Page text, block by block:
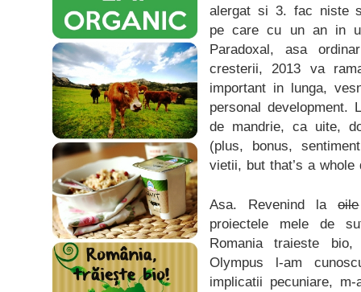
alergat si 3. fac niste
pe care cu un an in
Paradoxal, asa
cresterii, 2013 va
important in lunga,
personal development.
de mandrie, ca uite,
(plus, bonus,
vietii, but that’s a
Asa. Revenind laoile
proiectele mele de
Romania traieste
Olympus l-am
implicatii pecuniare,